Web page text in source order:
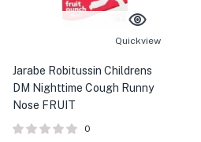
Quickview
Jarabe Robitussin Childrens
DM Nighttime Cough Runny
Nose FRUIT
0